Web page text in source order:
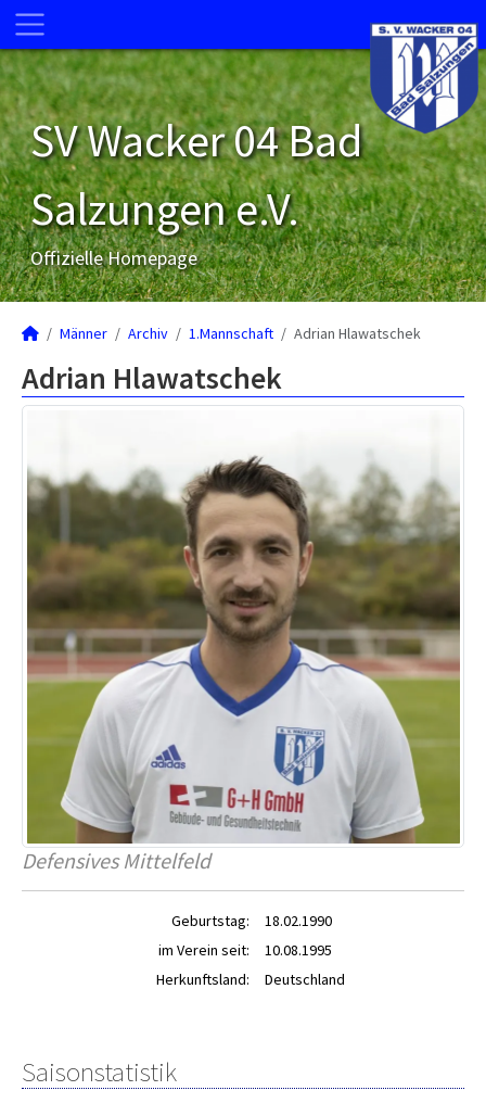
SV Wacker 04 Bad
Salzungen e.V.
Offizielle Homepage
Männer Archiv 1.Mannschaft Adrian Hlawatschek
Adrian Hlawatschek
Defensives Mittelfeld
Geburtstag:
18.02.1990
im Verein seit:
10.08.1995
Herkunftsland:
Deutschland
Saisonstatistik